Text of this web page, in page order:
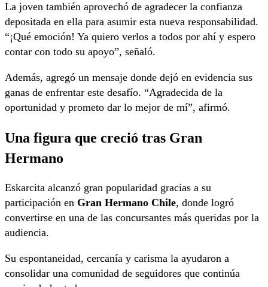
La joven también aprovechó de agradecer la confianza
depositada en ella para asumir esta nueva responsabilidad.
“¡Qué emoción! Ya quiero verlos a todos por ahí y espero
contar con todo su apoyo”, señaló.
Además, agregó un mensaje donde dejó en evidencia sus
ganas de enfrentar este desafío. “Agradecida de la
oportunidad y prometo dar lo mejor de mí”, afirmó.
Una figura que creció tras Gran
Hermano
Eskarcita alcanzó gran popularidad gracias a su
participación en Gran Hermano Chile, donde logró
convertirse en una de las concursantes más queridas por la
audiencia.
Su espontaneidad, cercanía y carisma la ayudaron a
consolidar una comunidad de seguidores que continúa